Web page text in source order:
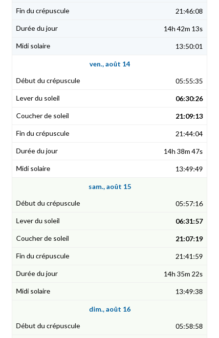
21:46:08
14h 42m 13s
13:50:01
ven., août 14
05:55:35
06:30:26
21:09:13
21:44:04
14h 38m 47s
13:49:49
sam., août 15
05:57:16
06:31:57
21:07:19
21:41:59
14h 35m 22s
13:49:38
dim., août 16
05:58:58